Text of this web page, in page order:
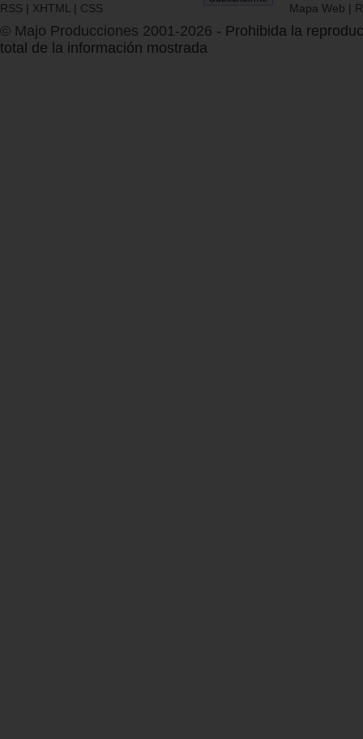
RSS | XHTML | CSS Mapa Web |
© Majo Producciones 2001-2026 - Prohibida la
total de la información mostrada